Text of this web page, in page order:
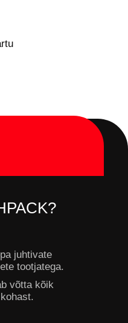
juhtivate
tootjatega.
võtta kõik